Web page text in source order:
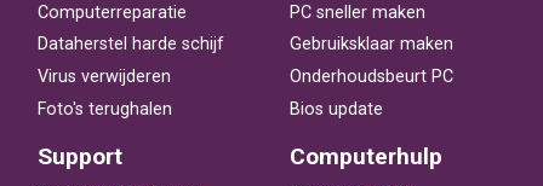
Computerreparatie
Dataherstel harde schijf
Virus verwijderen
Foto's terughalen
PC sneller maken
Gebruiksklaar maken
Onderhoudsbeurt PC
Bios update
Support Computerhulp